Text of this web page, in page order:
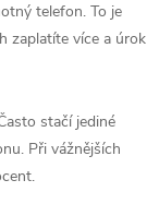
telefon. To je
zaplatíte více a úrok
stačí jediné
Při vážnějších